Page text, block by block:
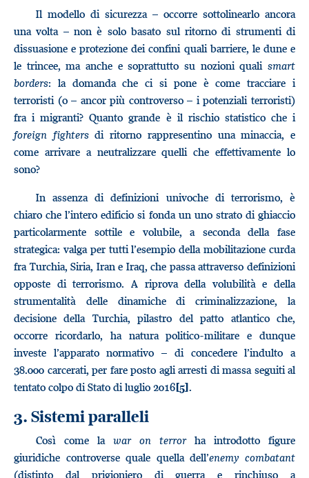
Il modello di sicurezza – occorre sottolinearlo ancora
una volta – non è solo basato sul ritorno di strumenti di
dissuasione e protezione dei confini quali barriere, le dune e
le trincee, ma anche e soprattutto su nozioni quali smart
borders: la domanda che ci si pone è come tracciare i
terroristi (o – ancor più controverso – i potenziali terroristi)
fra i migranti? Quanto grande è il rischio statistico che i
foreign fightersdi ritorno rappresentino una minaccia, e
come arrivare a neutralizzare quelli che effettivamente lo
sono?
In assenza di definizioni univoche di terrorismo, è
chiaro che l’intero edificio si fonda un uno strato di ghiaccio
particolarmente sottile e volubile, a seconda della fase
strategica: valga per tutti l’esempio della mobilitazione curda
fra Turchia, Siria, Iran e Iraq, che passa attraverso definizioni
opposte di terrorismo. A riprova della volubilità e della
strumentalità delle dinamiche di criminalizzazione, la
decisione della Turchia, pilastro del patto atlantico che,
occorre ricordarlo, ha natura politico-militare e dunque
investe l’apparato normativo – di concedere l’indulto a
38.000 carcerati, per fare posto agli arresti di massa seguiti al
tentato colpo di Stato di luglio 2016[5].
3. Sistemi paralleli
Così come la war on terrorha introdotto figure
giuridiche controverse quale quella dell’enemy combatant
(distinto dal prigioniero di guerra e rinchiuso a